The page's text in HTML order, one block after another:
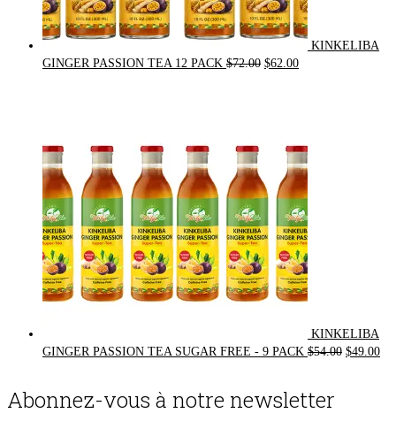
KINKELIBA
GINGER PASSION TEA 12 PACK $72.00 Original
$62.00Current
KINKELIBA
GINGER PASSION TEA SUGAR FREE - 9 PACK $54.00 Original
$49.00
Abonnez-vous à notre newsletter